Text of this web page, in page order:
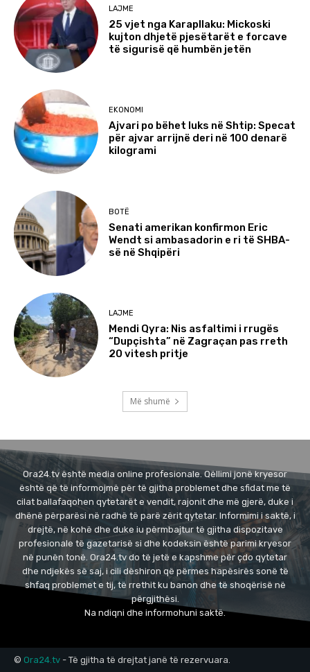
LAJME
25 vjet nga Karapllaku: Mickoski
kujton dhjetë pjesëtarët e forcave
të sigurisë që humbën jetën
EKONOMI
Ajvari po bëhet luks në Shtip: Specat
për ajvar arrijnë deri në 100 denarë
kilogrami
BOTË
Senati amerikan konfirmon Eric
Wendt si ambasadorin e ri të SHBA-
së në Shqipëri
LAJME
Mendi Qyra: Nis asfaltimi i rrugës
“Dupçishta” në Zagraçan pas rreth
20 vitesh pritje
Më shumë
Ora24.tv është media online profesionale. Qëllimi jonë kryesor
është që të informojmë për të gjitha problemet dhe sfidat me të
cilat ballafaqohen qytetarët e vendit, rajonit dhe më gjerë, duke i
dhënë përparësi në radhë të parë zërit qytetar. Informimi i saktë, i
drejtë, në kohë dhe duke iu përmbajtur të gjitha dispozitave
profesionale të gazetarisë si dhe kodeksin është parimi kryesor
në punën tonë. Ora24.tv do të jetë e kapshme për çdo qytetar
dhe ndjekës së saj, i cili dëshiron që përmes hapësirës sonë të
shfaq problemet e tij, të rrethit ku banon dhe të shoqërisë në
përgjithësi.
Na ndiqni dhe informohuni saktë.
© Ora24.tv - Të gjitha të drejtat janë të rezervuara.